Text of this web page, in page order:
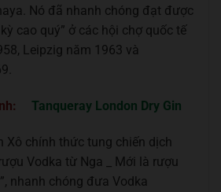
Nó đã nhanh chóng đạt được
cao quý” ở các hội chợ quốc tế
Leipzig năm 1963 và
Tanqueray London Dry Gin
Xô chính thức tung chiến dịch
Vodka từ Nga _ Mới là rượu
nhanh chóng đưa Vodka